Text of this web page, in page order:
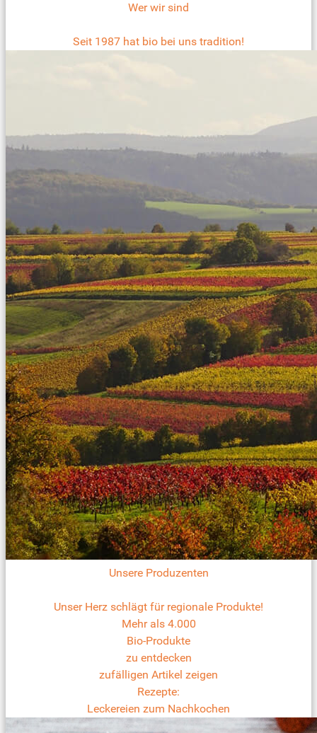
Wer wir sind
Seit 1987 hat bio bei uns tradition!
Unsere Produzenten
Unser Herz schlägt für regionale Produkte!
Mehr als 4.000
Bio-Produkte
zu entdecken
zufälligen Artikel zeigen
Rezepte:
Leckereien zum Nachkochen